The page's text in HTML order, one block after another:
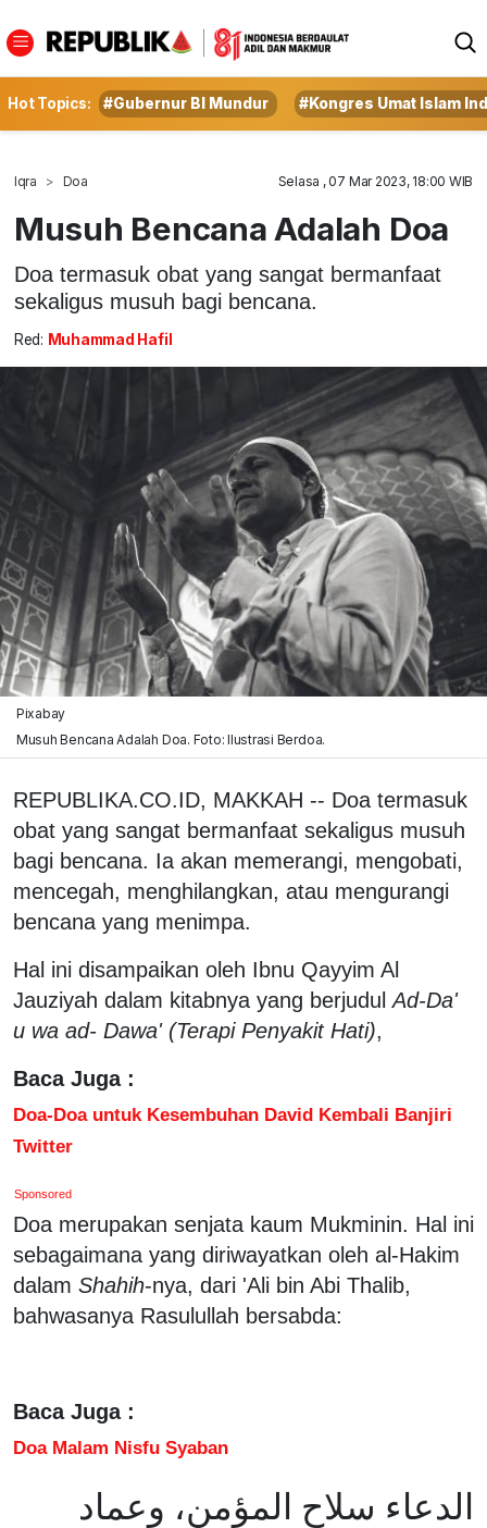
Hot Topics: #Gubernur BI Mundur #Kongres Umat Islam
Iqra Doa Selasa , 07 Mar 2023, 18:00 WIB
Musuh Bencana Adalah Doa
Doa termasuk obat yang sangat bermanfaat
sekaligus musuh bagi bencana.
Red: Muhammad Hafil
Pixabay
Musuh Bencana Adalah Doa. Foto: Ilustrasi Berdoa.
REPUBLIKA.CO.ID, MAKKAH -- Doa termasuk
obat yang sangat bermanfaat sekaligus musuh
bagi bencana. Ia akan memerangi, mengobati,
mencegah, menghilangkan, atau mengurangi
bencana yang menimpa.
Hal ini disampaikan oleh Ibnu Qayyim Al
Jauziyah dalam kitabnya yang berjudulAd-Da'
u wa ad- Dawa' (Terapi Penyakit Hati),
Baca Juga :
Doa-Doa untuk Kesembuhan David Kembali Banjiri
Twitter
Sponsored
Doa merupakan senjata kaum Mukminin. Hal ini
sebagaimana yang diriwayatkan oleh al-Hakim
dalam Shahih-nya, dari 'Ali bin Abi Thalib,
bahwasanya Rasulullah bersabda:
Baca Juga :
Doa Malam Nisfu Syaban
الدعاء سلاح المؤمن، وعماد